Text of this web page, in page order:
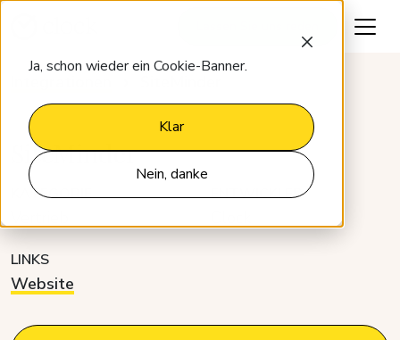
Ja, schon wieder ein Cookie-Banner.
Klar
Nein, danke
SiteMinder
KATEGORIE ENTWICKLER
LINKS
Website